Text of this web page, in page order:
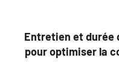
Entretien et durée
pour optimiser la